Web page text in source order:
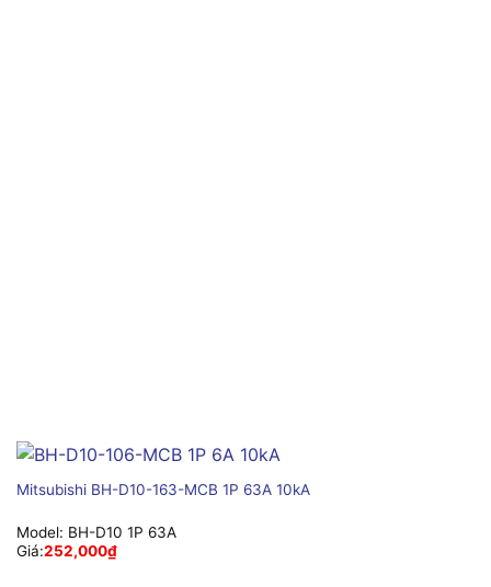
Mitsubishi BH-D10-163-MCB 1P 63A 10kA
Model: BH-D10 1P 63A
Giá:252,000₫